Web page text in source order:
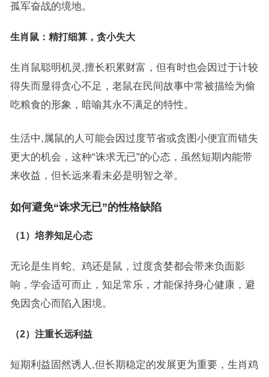
孤军奋战的境地。
生肖鼠：精打细算，贪小失大
生肖鼠聪明机灵,擅长积累财富，但有时也会因过于计较
得失而显得贪心不足，老鼠在民间故事中常被描绘为偷
吃粮食的形象，暗喻其永不满足的特性。
生活中,属鼠的人可能会因过度节省或贪图小便宜而错失
更大的机会，这种“诛求无已”的心态，虽然短期内能带
来收益，但长远来看未必是明智之举。
如何避免“诛求无已”的性格缺陷
（1）培养知足心态
无论是生肖蛇、鸡还是鼠，过度贪婪都会带来负面影
响，学会适可而止，知足常乐，才能保持身心健康，避
免因贪心而陷入困境。
（2）注重长远利益
短期利益固然诱人,但长期稳定的发展更为重要，生肖鸡